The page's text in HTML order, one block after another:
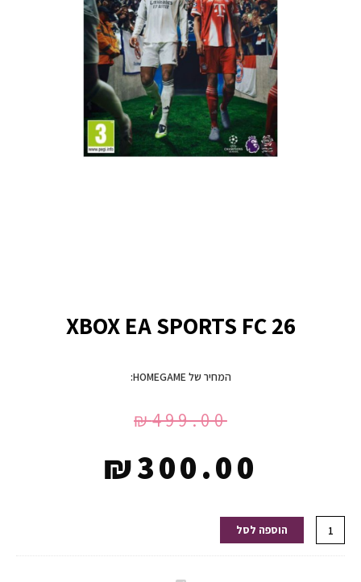
XBOX EA SPORTS FC 26
המחיר של HOMEGAME:
₪499.00
₪300.00
כמות
של
הוספה לסל